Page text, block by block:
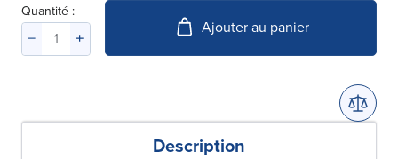
Quantité :
Ajouter au panier
Description